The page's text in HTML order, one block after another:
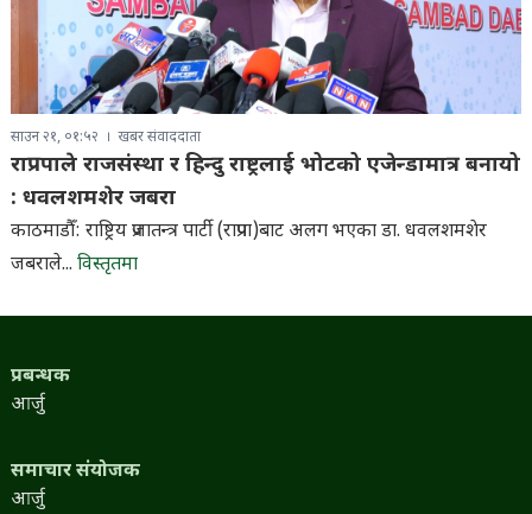
साउन २१, ०१:५२ खबर संवाददाता
राप्रपाले राजसंस्था र हिन्दु राष्ट्रलाई भोटको एजेन्डामात्र बनायो
: धवलशमशेर जबरा
काठमाडौँ: राष्ट्रिय प्रजातन्त्र पार्टी (राप्रपा)बाट अलग भएका डा. धवलशमशेर
जबराले... विस्तृतमा
प्रबन्धक
आर्जु
समाचार संयोजक
आर्जु